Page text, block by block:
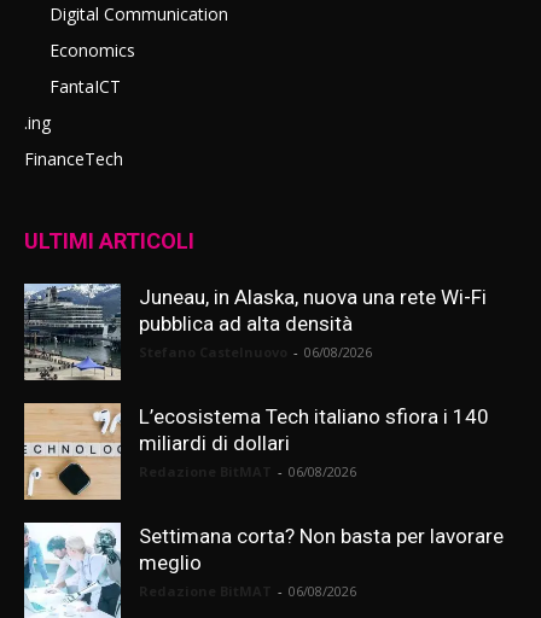
Digital Communication
Economics
FantaICT
.ing
FinanceTech
ULTIMI ARTICOLI
Juneau, in Alaska, nuova una rete Wi-Fi
pubblica ad alta densità
- 06/08/2026
L’ecosistema Tech italiano sfiora i 140
miliardi di dollari
- 06/08/2026
Settimana corta? Non basta per lavorare
meglio
- 06/08/2026